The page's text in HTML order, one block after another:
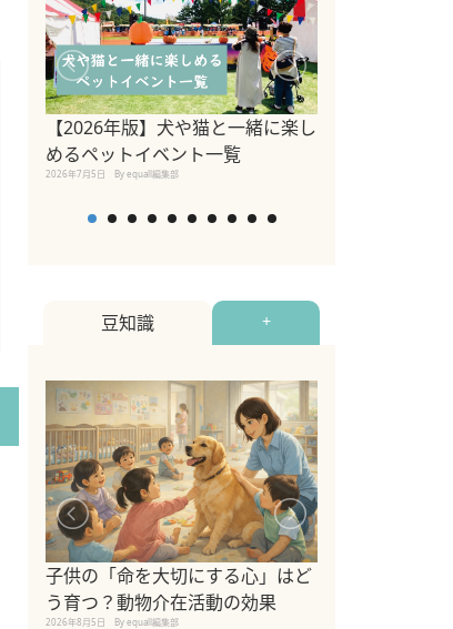
【2026年版】犬や猫と一緒に楽し
めるペットイベント一覧
2026年7月5日 By equall編集部
豆知識 +
子供の「命を大切にする心」はど
う育つ？動物介在活動の効果
2026年8月5日 By equall編集部